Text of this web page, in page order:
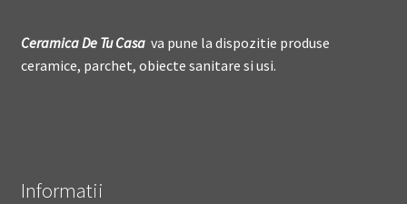
Ceramica DeTu Casava pune la dispozitie produse
ceramice, parchet, obiecte sanitare si usi.
Informatii